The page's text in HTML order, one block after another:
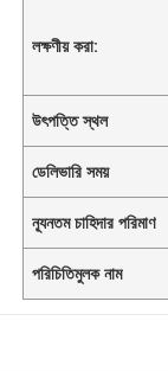
লক্ষণীয় করা:
উৎপত্তি স্থল
ডেলিভারি সময়
ন্যূনতম চাহিদার পরিমাণ
পরিচিতিমুলক নাম